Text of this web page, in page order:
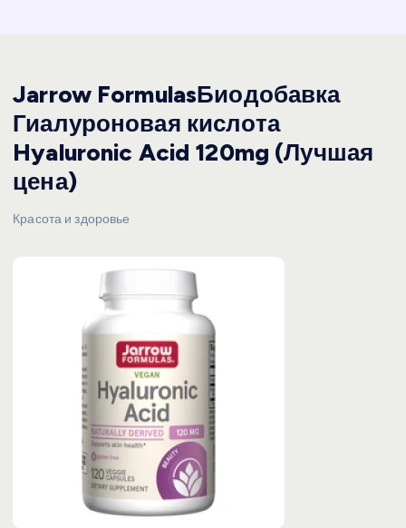
Jarrow FormulasБиодобавка
Гиалуроновая кислота
Hyaluronic Acid 120mg (Лучшая
цена)
Красота и здоровье